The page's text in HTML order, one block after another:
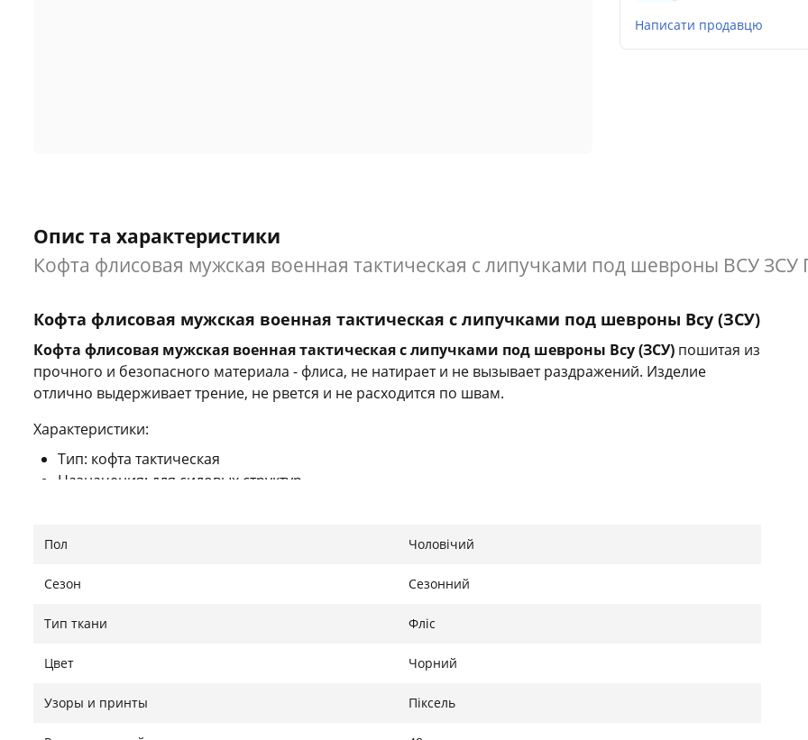
Написати продавцю
Опис та характеристики
Кофта флисовая мужская военная тактическая с липучками под шевроны ВСУ ЗСУ
Кофта флисовая мужская военная тактическая с липучками под шевроны Всу (ЗСУ)
Кофта флисовая мужская военная тактическая с липучками под шевроны Всу (ЗСУ) пошитая из
прочного и безопасного материала - флиса, не натирает и не вызывает раздражений. Изделие
отлично выдерживает трение, не рвется и не расходится по швам.
Характеристики:
Тип: кофта тактическая
Назначения: для силовых структур
Пол: мужской
Сезон: всесезонный
46
47 см
48
49 см
Пол Чоловічий
Сезон Сезонний
Тип ткани Фліс
Цвет Чорний
Узоры и принты Піксель